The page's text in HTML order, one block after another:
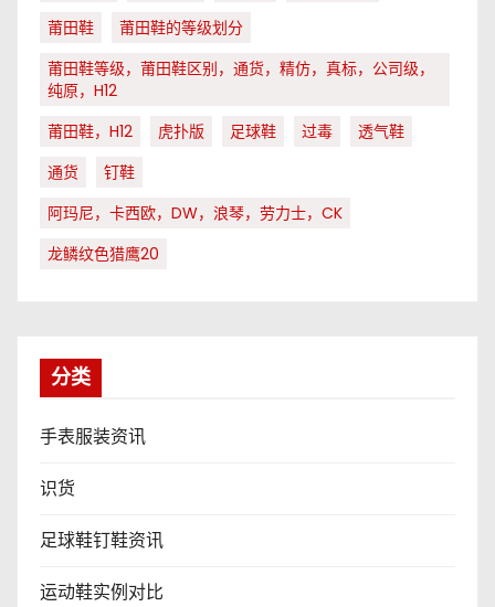
莆田鞋
莆田鞋的等级划分
莆田鞋等级，莆田鞋区别，通货，精仿，真标，公司级，
纯原，H12
莆田鞋，H12
虎扑版 足球鞋 过毒
透气鞋
通货
钉鞋
阿玛尼，卡西欧，DW，浪琴，劳力士，CK
龙鳞纹色猎鹰20
分类
手表服装资讯
识货
足球鞋钉鞋资讯
运动鞋实例对比